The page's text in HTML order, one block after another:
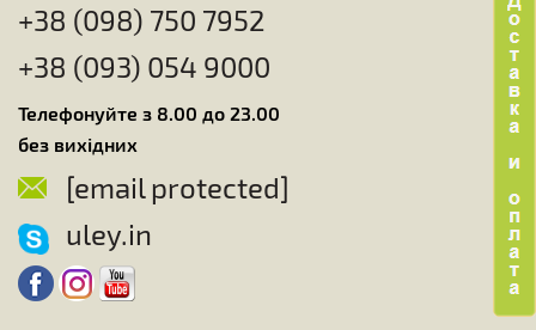
+38 (098) 750 7952
+38 (093) 054 9000
Телефонуйте з 8.00 до 23.00
без вихідних
[email protected]
uley.in